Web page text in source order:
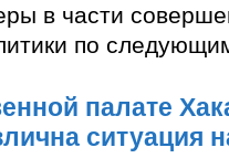
в части
по
палате
ситуация